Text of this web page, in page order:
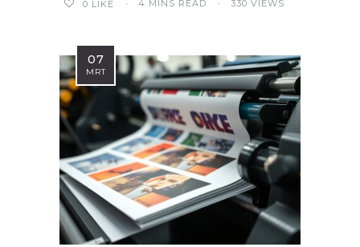
0 LIKE 4 MINS READ 330 VIEWS
07
MRT